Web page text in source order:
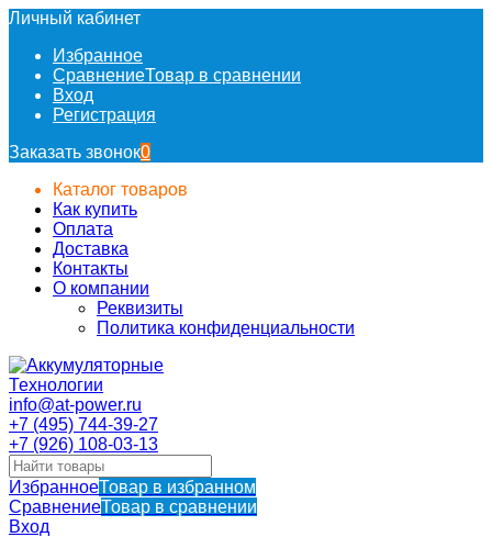
Личный кабинет
Избранное
СравнениеТовар в сравнении
Вход
Регистрация
Заказать звонок0
Каталог товаров
Как купить
Оплата
Доставка
Контакты
О компании
Реквизиты
Политика конфиденциальности
info@at-power.ru
+7 (495) 744-39-27
+7 (926) 108-03-13
ИзбранноеТовар в избранном
СравнениеТовар в сравнении
Вход